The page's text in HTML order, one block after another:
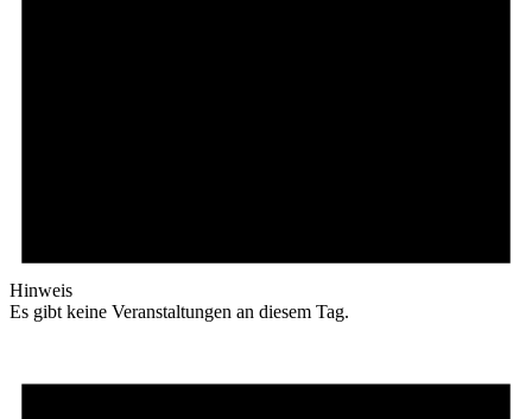
Hinweis
Es gibt keine Veranstaltungen an diesem Tag.